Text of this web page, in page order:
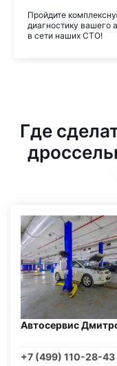
Пройдите
диагностику вашего
в сети наших СТО!
Где
Автосервис
+7 (499) 110-28-43